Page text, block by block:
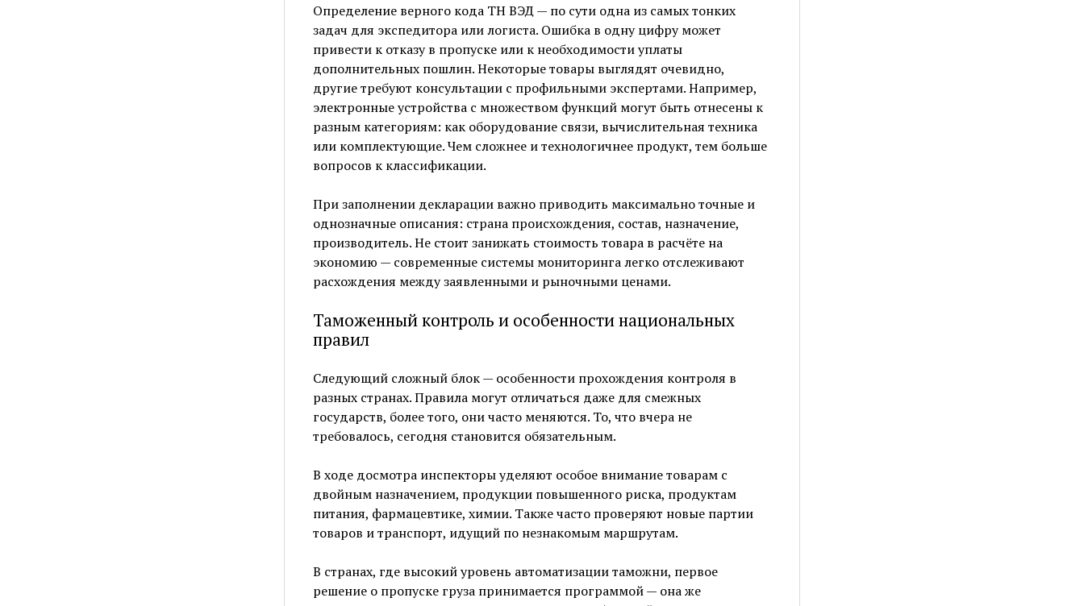
Определение верного кода ТН ВЭД — по сути одна из самых тонких
задач для экспедитора или логиста. Ошибка в одну цифру может
привести к отказу в пропуске или к необходимости уплаты
дополнительных пошлин. Некоторые товары выглядят очевидно,
другие требуют консультации с профильными экспертами. Например,
электронные устройства с множеством функций могут быть отнесены к
разным категориям: как оборудование связи, вычислительная техника
или комплектующие. Чем сложнее и технологичнее продукт, тем больше
вопросов к классификации.
При заполнении декларации важно приводить максимально точные и
однозначные описания: страна происхождения, состав, назначение,
производитель. Не стоит занижать стоимость товара в расчёте на
экономию — современные системы мониторинга легко отслеживают
расхождения между заявленными и рыночными ценами.
Таможенный контроль и особенности национальных
правил
Следующий сложный блок — особенности прохождения контроля в
разных странах. Правила могут отличаться даже для смежных
государств, более того, они часто меняются. То, что вчера не
требовалось, сегодня становится обязательным.
В ходе досмотра инспекторы уделяют особое внимание товарам с
двойным назначением, продукции повышенного риска, продуктам
питания, фармацевтике, химии. Также часто проверяют новые партии
товаров и транспорт, идущий по незнакомым маршрутам.
В странах, где высокий уровень автоматизации таможни, первое
решение о пропуске груза принимается программой — она же